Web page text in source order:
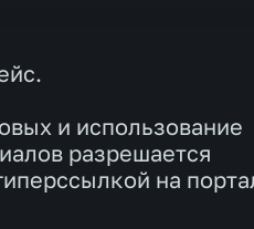
и использование
разрешается
на